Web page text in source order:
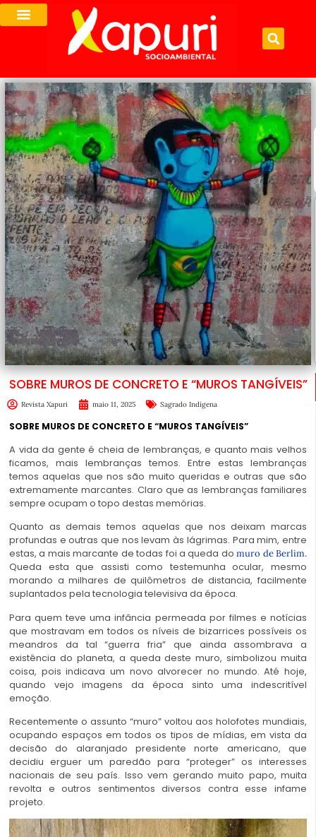
SOBRE MUROS DE CONCRETO E “MUROS TANGÍVEIS”
Revista Xapuri maio 11, 2025 Sagrado Indígena
SOBRE MUROS DE CONCRETO E “MUROS TANGÍVEIS”
A vida da gente é cheia de lembranças, e quanto mais velhos
ficamos, mais lembranças temos. Entre estas lembranças
temos aquelas que nos são muito queridas e outras que são
extremamente marcantes. Claro que as lembranças familiares
sempre ocupam o topo destas memórias.
Quanto as demais temos aquelas que nos deixam marcas
profundas e outras que nos levam às lágrimas. Para mim, entre
estas, a mais marcante de todas foi a queda domuro de Berlim.
Queda esta que assisti como testemunha ocular, mesmo
morando a milhares de quilômetros de distancia, facilmente
suplantados pela tecnologia televisiva da época.
Para quem teve uma infância permeada por filmes e notícias
que mostravam em todos os níveis de bizarrices possíveis os
meandros da tal “guerra fria” que ainda assombrava a
existência do planeta, a queda deste muro, simbolizou muita
coisa, pois indicava um novo alvorecer no mundo. Até hoje,
quando vejo imagens da época sinto uma indescritível
emoção.
Recentemente o assunto “muro” voltou aos holofotes mundiais,
ocupando espaços em todos os tipos de mídias, em vista da
decisão do alaranjado presidente norte americano, que
decidiu erguer um paredão para “proteger” os interesses
nacionais de seu país. Isso vem gerando muito papo, muita
revolta e outros sentimentos diversos contra esse infame
projeto.